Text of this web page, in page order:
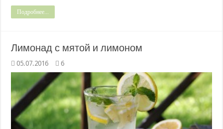
Подробнее...
Лимонад с мятой и лимоном
05.07.2016 6